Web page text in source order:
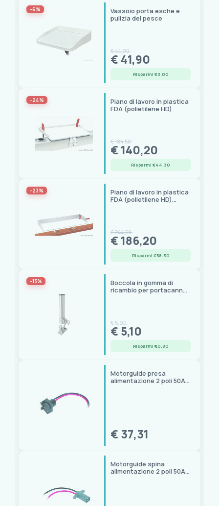
Oceansouth
Railblaza(1)
Shurhold
(1)
(40)
-6%
Vassoio porta esche e
pulizia del pesce
€ 44,90
€ 41,90
Risparmi €3.00
-24%
Piano di lavoro in plastica
FDA (polietilene HD)
€ 184,50
€ 140,20
Risparmi €44.30
-23%
Piano di lavoro in plastica
FDA (polietilene HD)
€ 244,50
€ 186,20
Risparmi €58.30
-13%
Boccola in gomma di
ricambio per portacanne
€ 5,90
€ 5,10
Risparmi €0.80
Motorguide presa
alimentazione 2 poli 50A,
€ 37,31
Motorguide spina
alimentazione 2 poli 50A,